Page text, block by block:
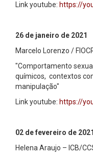
Link youtube: https://
26 de janeiro de 2021
Marcelo Lorenzo /
"Comportamento
químicos, contextos
manipulação"
Link youtube: https://
02 de fevereiro de 2021
Helena Araujo – ICB/